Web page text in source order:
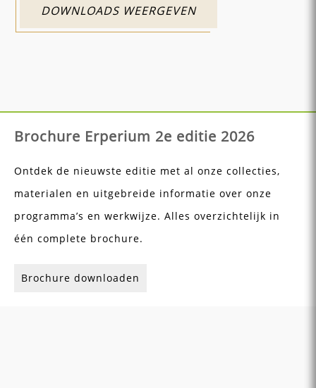
DOWNLOADS WEERGEVEN
Brochure Erperium 2e editie 2026
Ontdek de nieuwste editie met al onze collecties,
materialen en uitgebreide informatie over onze
programma’s en werkwijze. Alles overzichtelijk in
één complete brochure.
Brochure downloaden